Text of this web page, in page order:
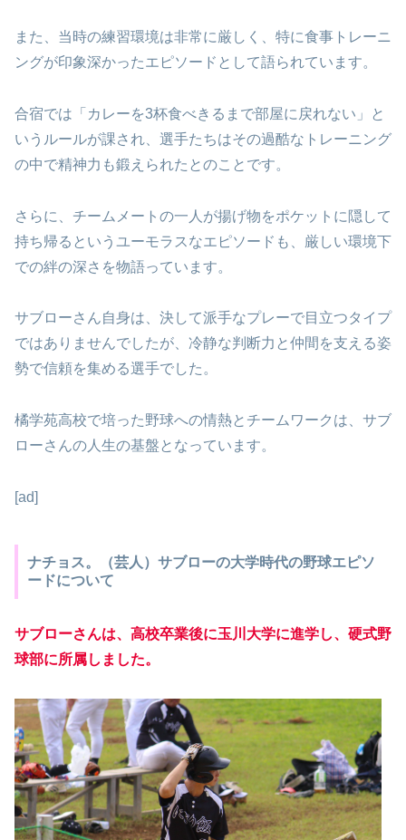
また、当時の練習環境は非常に厳しく、特に食事トレーニ
ングが印象深かったエピソードとして語られています。
合宿では「カレーを3杯食べきるまで部屋に戻れない」と
いうルールが課され、選手たちはその過酷なトレーニング
の中で精神力も鍛えられたとのことです。
さらに、チームメートの一人が揚げ物をポケットに隠して
持ち帰るというユーモラスなエピソードも、厳しい環境下
での絆の深さを物語っています。
サブローさん自身は、決して派手なプレーで目立つタイプ
ではありませんでしたが、冷静な判断力と仲間を支える姿
勢で信頼を集める選手でした。
橘学苑高校で培った野球への情熱とチームワークは、サブ
ローさんの人生の基盤となっています。
[ad]
ナチョス。（芸人）サブローの大学時代の野球エピソ
ードについて
サブローさんは、高校卒業後に玉川大学に進学し、硬式野
球部に所属しました。